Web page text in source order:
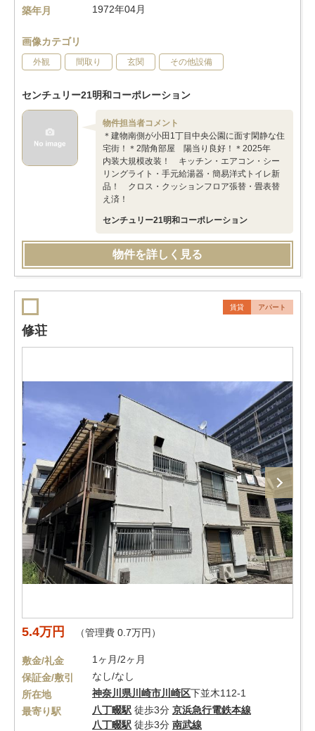
築年月
1972年04月
画像カテゴリ
外観 間取り 玄関 その他設備
センチュリー21明和コーポレーション
物件担当者コメント
＊建物南側が小田1丁目中央公園に面す閑静な住
宅街！＊2階角部屋 陽当り良好！＊2025年
内装大規模改装！ キッチン・エアコン・シー
リングライト・手元給湯器・簡易洋式トイレ新
品！ クロス・クッションフロア張替・畳表替
え済！
センチュリー21明和コーポレーション
物件を詳しく見る
賃貸 アパート
修荘
5.4万円 （管理費 0.7万円）
敷金/礼金
1ヶ月/2ヶ月
保証金/敷引
なし/なし
所在地
神奈川県川崎市川崎区下並木112-1
最寄り駅
八丁畷駅 徒歩3分 京浜急行電鉄本線
八丁畷駅 徒歩3分 南武線